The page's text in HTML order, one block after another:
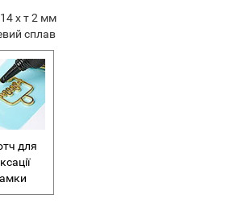
х т 2 мм
сплав
для